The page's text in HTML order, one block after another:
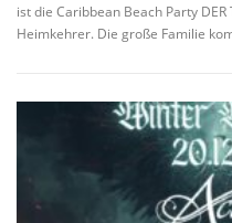
ist die Caribbean Beach Party
Heimkehrer. Die große Familie